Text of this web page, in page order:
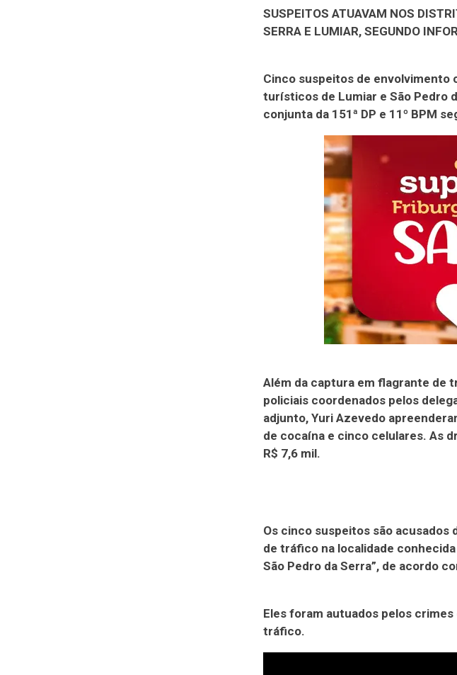
SUSPEITOS ATUAVAM NOS
SERRA E LUMIAR, SEGUNDO
Cinco suspeitos de
turísticos de Lumiar e São Pedro
conjunta da 151ª DP e 11º BPM
Além da captura em flagrante de
policiais coordenados pelos
adjunto, Yuri Azevedo
de cocaína e cinco celulares. As
R$ 7,6 mil.
Os cinco suspeitos são
de tráfico na localidade
São Pedro da Serra”, de acordo
Eles foram autuados pelos
tráfico.